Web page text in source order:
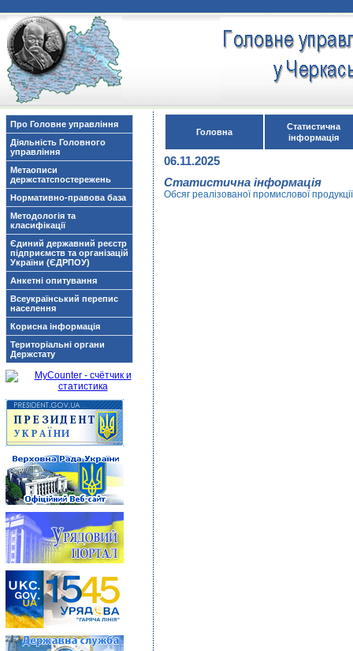
Про Головне управління
Діяльність Головного
управління
Метаописи
держстатспостережень
Нормативно-правова база
Методологія та
класифікації
Єдиний державний реєстр
підприємств та організацій
України (ЄДРПОУ)
Анкетні опитування
Всеукраїнський перепис
населення
Корисна інформація
Територіальні органи
Держстату
Головна
Статистична
інформація
06.11.2025
Статистична інформація
Обсяг реалізованої промислової